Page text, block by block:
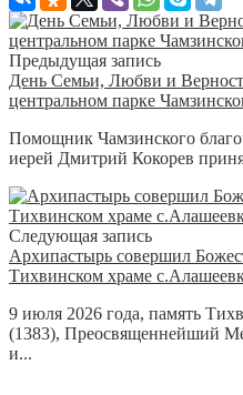
Предыдущая запись
День Семьи, Любви и
центральном парке
Помощник Чамзинского
иерей Дмитрий Кокорев
Следующая запись
Архипастырь совершил
Тихвинском храме
9 июля 2026 года, память
(1383), Преосвященнейший
и...